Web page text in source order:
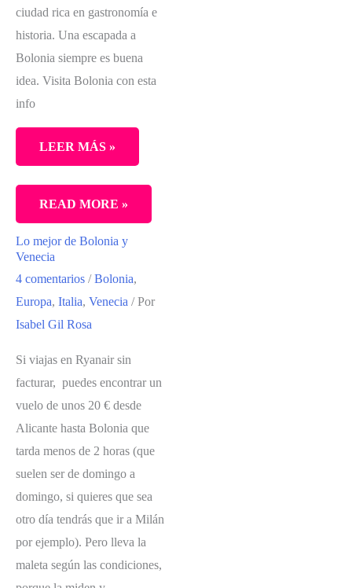
ESCAPADA
A
EMILIA
ROMAGNA
ciudad rica en gastronomía e
historia. Una escapada a
Bolonia siempre es buena
idea. Visita Bolonia con esta
info
LEER MÁS »
LO
MEJOR
DE
BOLONIA,
CIUDAD
LOS
SOPORTALES
READ MORE »
Lo mejor de Bolonia y
Venecia
4 comentarios /Bolonia,
Europa, Italia, Venecia / Por
Isabel Gil Rosa
Si viajas en Ryanair sin
facturar, puedes encontrar un
vuelo de unos 20 € desde
Alicante hasta Bolonia que
tarda menos de 2 horas (que
suelen ser de domingo a
domingo, si quieres que sea
otro día tendrás que ir a Milán
por ejemplo). Pero lleva la
maleta según las condiciones,